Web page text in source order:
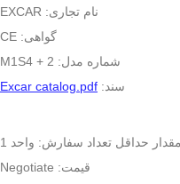
نام تجاری: EXCAR
گواهی: CE
شماره مدل: M1S4 + 2
سند: Excar catalog.pdf
مقدار حداقل تعداد سفارش: واحد 1
قیمت: Negotiate